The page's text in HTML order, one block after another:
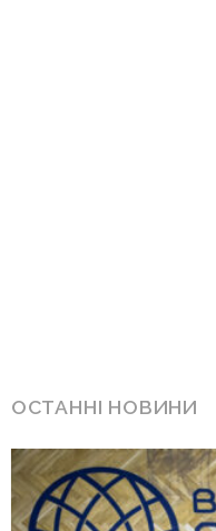
ОСТАННІ НОВИНИ